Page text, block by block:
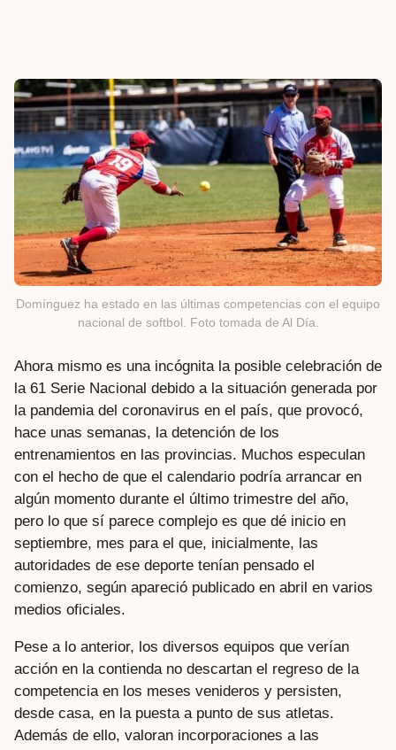
Domínguez ha estado en las últimas competencias con el equipo
nacional de softbol. Foto tomada de Al Día.
Ahora mismo es una incógnita la posible celebración de
la 61 Serie Nacional debido a la situación generada por
la pandemia del coronavirus en el país, que provocó,
hace unas semanas, la detención de los
entrenamientos en las provincias. Muchos especulan
con el hecho de que el calendario podría arrancar en
algún momento durante el último trimestre del año,
pero lo que sí parece complejo es que dé inicio en
septiembre, mes para el que, inicialmente, las
autoridades de ese deporte tenían pensado el
comienzo, según apareció publicado en abril en varios
medios oficiales.
Pese a lo anterior, los diversos equipos que verían
acción en la contienda no descartan el regreso de la
competencia en los meses venideros y persisten,
desde casa, en la puesta a punto de sus atletas.
Además de ello, valoran incorporaciones a las